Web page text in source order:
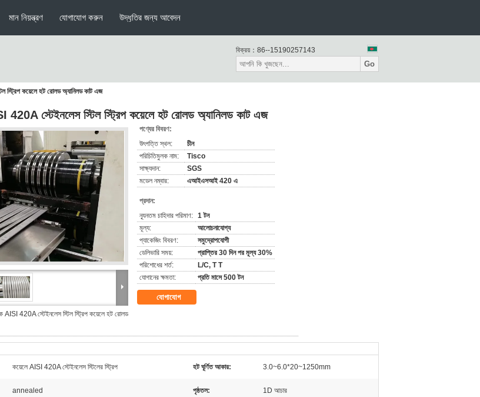
মান নিয়ন্ত্রণ যোগাযোগ করুন উদ্ধৃতির জন্য আবেদন
বিক্রয়： 86--15190257143
Go
স্ট্রিপ কয়েলে হট রোলড অ্যানিলড কাট এজ
420A স্টেইনলেস স্টিল স্ট্রিপ কয়েলে হট রোলড অ্যানিলড কাট এজ
AISI 420A স্টেইনলেস স্টিল স্ট্রিপ কয়েলে হট রোলড
পণ্যের বিবরণ:
উৎপত্তি স্থল:
চীন
পরিচিতিমুলক নাম:
Tisco
সাক্ষ্যদান:
SGS
মডেল নম্বার:
এআইএসআই 420 এ
প্রদান:
ন্যূনতম চাহিদার পরিমাণ: 1 টন
মূল্য:
আলোচনাযোগ্য
প্যাকেজিং বিবরণ:
সমুদ্রোপযোগী
ডেলিভারি সময়:
প্রাপ্তির 30 দিন পর মূল্য 30%
পরিশোধের শর্ত:
L/C, T T
যোগানের ক্ষমতা:
প্রতি মাসে 500 টন
যোগাযোগ
কয়েলে AISI 420A স্টেইনলেস স্টিলের স্ট্রিপ হট ঘূর্ণিত আকার: 3.0~6.0*20~1250mm
annealed পৃষ্ঠতল: 1D আচার